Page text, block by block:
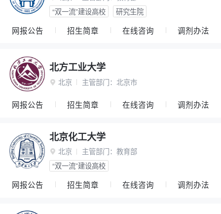
“双一流”建设高校
研究生院
网报公告 招生简章 在线咨询 调剂办法
北方工业大学
 北京 主管部门： 北京市
网报公告 招生简章 在线咨询 调剂办法
北京化工大学
 北京 主管部门： 教育部
“双一流”建设高校
网报公告 招生简章 在线咨询 调剂办法